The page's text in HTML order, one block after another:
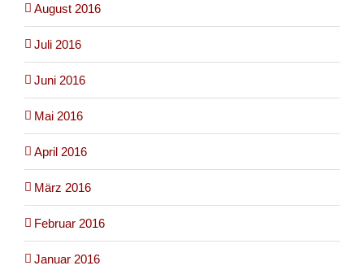
August 2016
Juli 2016
Juni 2016
Mai 2016
April 2016
März 2016
Februar 2016
Januar 2016